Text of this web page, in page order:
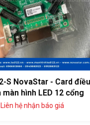
S NovaStar - Card điều
màn hình LED 12 cổng
Liên hệ nhận báo giá